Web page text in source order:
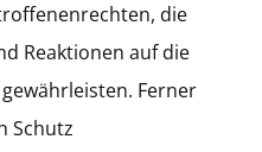
die
Reaktionen auf die
Ferner
Schutz